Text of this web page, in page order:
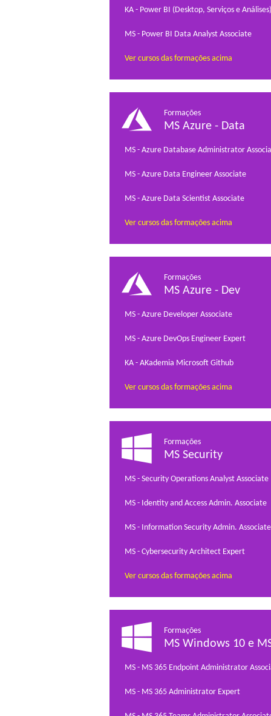
KA - Power BI (Desktop, Serviços e Análises)
MS - Power BI Data Analyst Associate
Ver cursos das formações acima
Formações
MS Azure - Data
MS - Azure Database Administrator
MS - Azure Data Engineer Associate
MS - Azure Data Scientist Associate
Ver cursos das formações acima
Formações
MS Azure - Dev
MS - Azure Developer Associate
MS - Azure DevOps Engineer Expert
KA - AKademia Microsoft Github
Ver cursos das formações acima
Formações
MS Security
MS - Security Operations Analyst Associate
MS - Identity and Access Admin. Associate
MS - Information Security Admin. Associate
MS - Cybersecurity Architect Expert
Ver cursos das formações acima
Formações
MS Windows 10 e
MS - MS 365 Endpoint Administrator
MS - MS 365 Administrator Expert